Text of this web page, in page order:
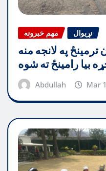
مهم خبرونه نړیوال
ترمینځ په لانجه منه
بیا رامینځ ته شوه
Abdullah Mar